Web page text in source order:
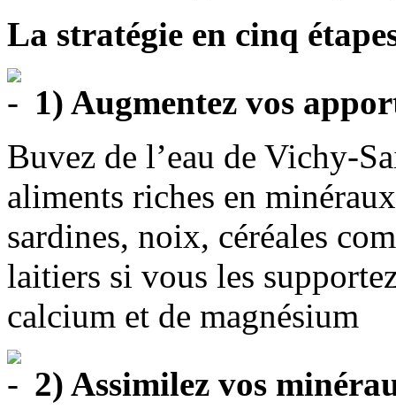
La stratégie en cinq
1) Augmentez vos
Buvez de l’eau de Vichy-
aliments riches en
sardines, noix, céréales
laitiers si vous les
calcium et de magnésium
2) Assimilez vos